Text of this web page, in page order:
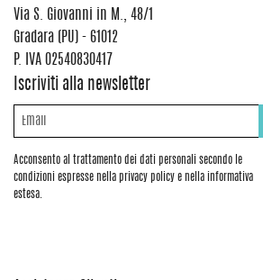
Via S. Giovanni in M., 48/1
Gradara (PU) - 61012
P. IVA 02540830417
Iscriviti alla newsletter
Acconsento al trattamento dei dati personali secondo le
condizioni espresse nella privacy policy e nella informativa
estesa.